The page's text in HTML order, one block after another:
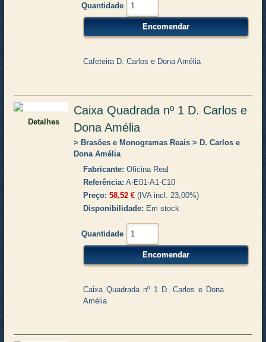
Quantidade
Cafeteira D. Carlos e Dona Amélia
Detalhes
Caixa Quadrada nº 1 D. Carlos e
Dona Amélia
Brasões e Monogramas Reais
D. Carlos e
Dona Amélia
Fabricante Oficina Real
Referência A-E01-A1-C10
Preço 58,52 €(IVA incl. 23,00%)
Disponibilidade
Em stock
Quantidade
Caixa Quadrada nº 1 D. Carlos e Dona
Amélia